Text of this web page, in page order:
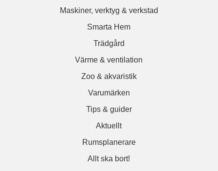
Maskiner, verktyg & verkstad
Smarta Hem
Trädgård
Värme & ventilation
Zoo & akvaristik
Varumärken
Tips & guider
Aktuellt
Rumsplanerare
Allt ska bort!